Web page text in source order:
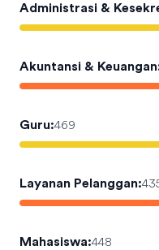
Administrasi &
Akuntansi & Keuangan
Guru:469
Layanan Pelanggan:
Mahasiswa:448